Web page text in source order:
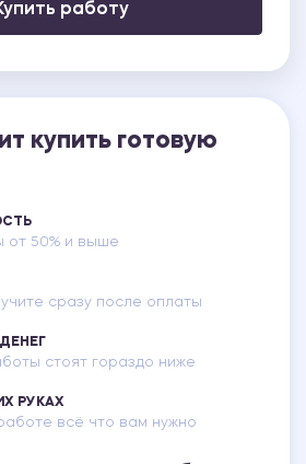
работу
купить готовую
от 50% и выше
сразу после оплаты
стоят гораздо ниже
РУКАХ
всё что вам нужно